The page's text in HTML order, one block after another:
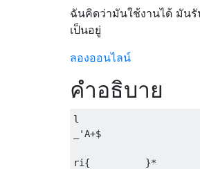
ฉันคิดว่ามันใช้งานได้ มัน
เป็นอยู่
ลองออนไลน์
คำอธิบาย
l
_'A+$
ri{          }*         Do